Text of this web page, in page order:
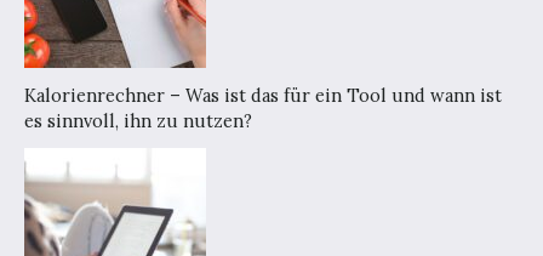
Kalorienrechner – Was ist das für ein Tool und wann ist
es sinnvoll, ihn zu nutzen?